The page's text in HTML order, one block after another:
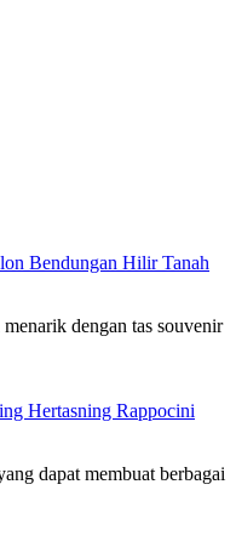
Bendungan Hilir Tanah
dengan tas souvenir
Hertasning Rappocini
dapat membuat berbagai